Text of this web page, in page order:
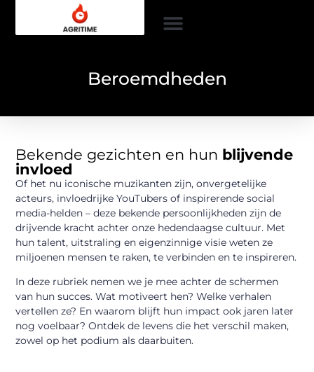
Beroemdheden
Bekende gezichten en hun blijvende
invloed
Of het nu iconische muzikanten zijn, onvergetelijke
acteurs, invloedrijke YouTubers of inspirerende social
media-helden – deze bekende persoonlijkheden zijn de
drijvende kracht achter onze hedendaagse cultuur. Met
hun talent, uitstraling en eigenzinnige visie weten ze
miljoenen mensen te raken, te verbinden en te inspireren.
In deze rubriek nemen we je mee achter de schermen
van hun succes. Wat motiveert hen? Welke verhalen
vertellen ze? En waarom blijft hun impact ook jaren later
nog voelbaar? Ontdek de levens die het verschil maken,
zowel op het podium als daarbuiten.